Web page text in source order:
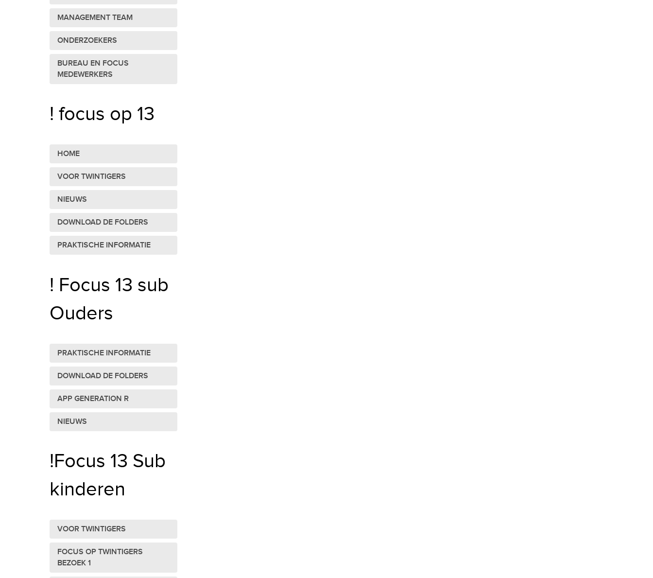
MANAGEMENT TEAM
ONDERZOEKERS
BUREAU EN FOCUS
MEDEWERKERS
! focus op 13
HOME
VOOR TWINTIGERS
NIEUWS
DOWNLOAD DE FOLDERS
PRAKTISCHE INFORMATIE
! Focus 13 sub
Ouders
PRAKTISCHE INFORMATIE
DOWNLOAD DE FOLDERS
APP GENERATION R
NIEUWS
!Focus 13 Sub
kinderen
VOOR TWINTIGERS
FOCUS OP TWINTIGERS
BEZOEK 1